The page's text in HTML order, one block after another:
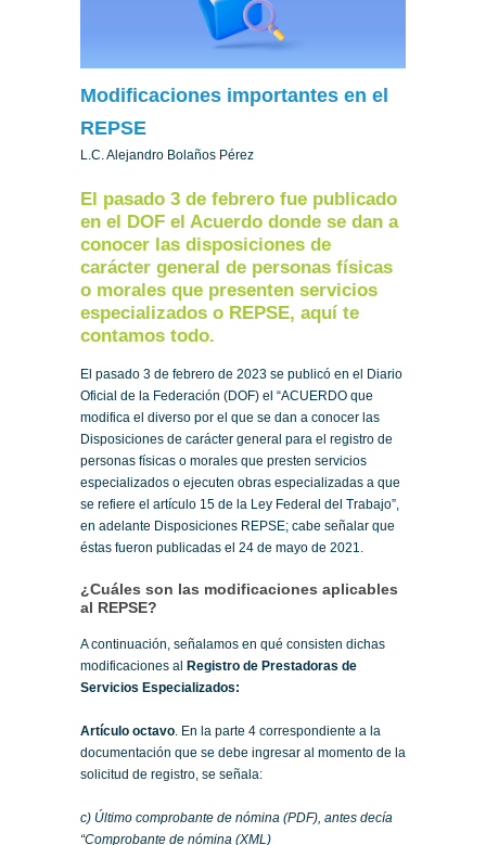
Modificaciones importantes en el
REPSE
L.C. Alejandro Bolaños Pérez
El pasado 3 de febrero fue publicado
en el DOF el Acuerdo donde se dan a
conocer las disposiciones de
carácter general de personas físicas
o morales que presenten servicios
especializados o REPSE, aquí te
contamos todo.
El pasado 3 de febrero de 2023 se publicó en el Diario
Oficial de la Federación (DOF) el “ACUERDO que
modifica el diverso por el que se dan a conocer las
Disposiciones de carácter general para el registro de
personas físicas o morales que presten servicios
especializados o ejecuten obras especializadas a que
se refiere el artículo 15 de la Ley Federal del Trabajo”,
en adelante Disposiciones REPSE; cabe señalar que
éstas fueron publicadas el 24 de mayo de 2021.
¿Cuáles son las modificaciones aplicables
al REPSE?
A continuación, señalamos en qué consisten dichas
modificaciones al Registro de Prestadoras de
Servicios Especializados:
Artículo octavo . En la parte 4 correspondiente a la
documentación que se debe ingresar al momento de la
solicitud de registro, se señala:
c) Último comprobante de nómina (PDF), antes decía
“Comprobante de nómina (XML)